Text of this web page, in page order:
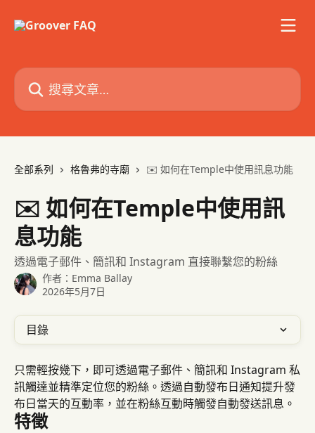
搜尋文章…
全部系列 格魯弗的寺廟 ✉️ 如何在Temple中使用訊息功能
✉️ 如何在Temple中使用訊
息功能
透過電子郵件、簡訊和 Instagram 直接聯繫您的粉絲
作者： Emma Ballay
2026年5月7日
目錄
只需輕按幾下，即可透過電子郵件、簡訊和 Instagram 私
訊觸達並精準定位您的粉絲。透過自動發布日通知提升發
布日當天的互動率，並在粉絲互動時觸發自動發送訊息。
特徵